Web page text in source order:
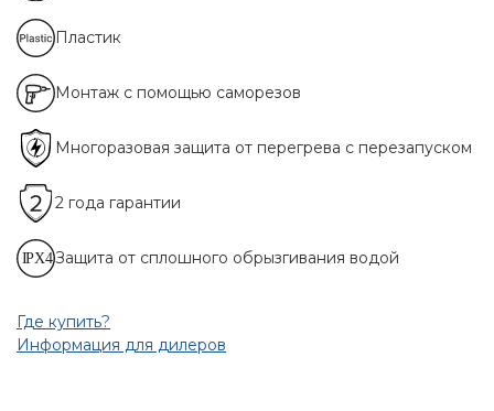
Пластик
Монтаж с помощью саморезов
Многоразовая защита от перегрева с перезапуском
2 года гарантии
Защита от сплошного обрызгивания водой
Где купить?
Информация для дилеров